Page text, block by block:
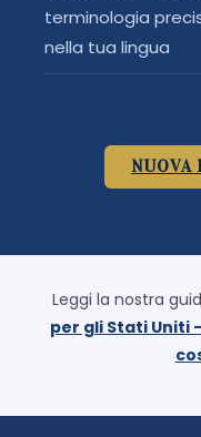
terminologia
nella tua lingua
NUOVA
Leggi la nostra
per gli Stati Uniti